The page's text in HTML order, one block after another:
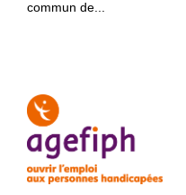
commun de...